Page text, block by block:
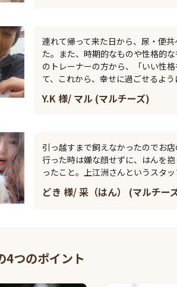
連れて帰って来た日から、尿・便
た。また、時期的なものや性格的
のトレーナーの方から、「いい性
て、これから、幸せに過ごせるよう
Y.K 様/ マル (マルチーズ)
引っ越すまで飼えなかったのでお
行った時は嫌な顔せずに、はんを
ったこと。上江洲さんというスタ
どき 様/ 采（はん） (マルチー
4つのポイント